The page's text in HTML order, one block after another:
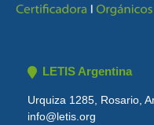
LETIS Argentina
Urquiza 1285, Rosario,
info@letis.org